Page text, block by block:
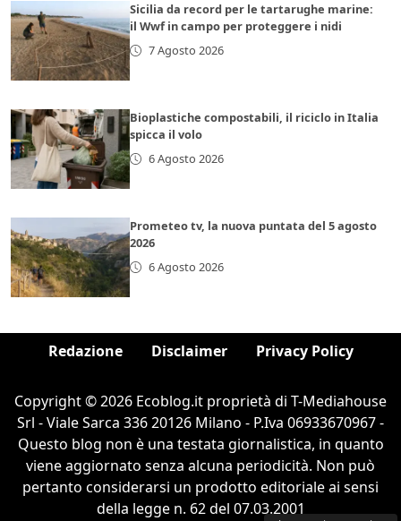
Sicilia da record per le tartarughe marine:
il Wwf in campo per proteggere i nidi
7 Agosto 2026
Bioplastiche compostabili, il riciclo in Italia
spicca il volo
6 Agosto 2026
Prometeo tv, la nuova puntata del 5 agosto
2026
6 Agosto 2026
Redazione Disclaimer Privacy Policy
Copyright © 2026 Ecoblog.it proprietà di T-Mediahouse
Srl - Viale Sarca 336 20126 Milano - P.Iva 06933670967 -
Questo blog non è una testata giornalistica, in quanto
viene aggiornato senza alcuna periodicità. Non può
pertanto considerarsi un prodotto editoriale ai sensi
della legge n. 62 del 07.03.2001